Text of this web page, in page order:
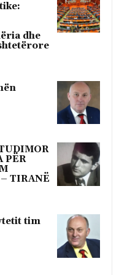
dhe
PËR
TIRANË
tim